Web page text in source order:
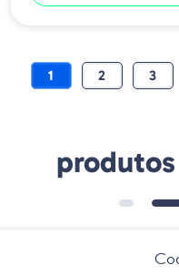
1 2 3